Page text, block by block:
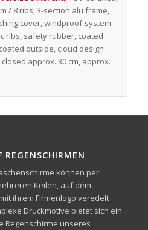
/ 8 ribs, 3-section alu frame,
cover, windproof-system
ribs, safety rubber, coated
outside, cloud design
approx. 30 cm, approx.
können per
Keilen, auf dem
ihrem Firmenlogo veredelt
Druckmotive bietet sich ein
Regenschirme unseres